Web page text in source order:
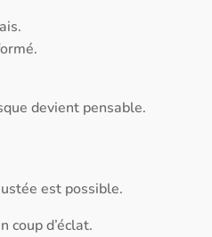
devient pensable.
est possible.
coup d’éclat.